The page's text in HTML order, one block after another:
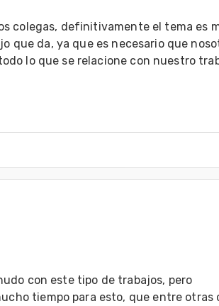
colegas, definitivamente el tema es
que da, ya que es necesario que
lo que se relacione con nuestro
con este tipo de trabajos, pero
tiempo para esto, que entre otras